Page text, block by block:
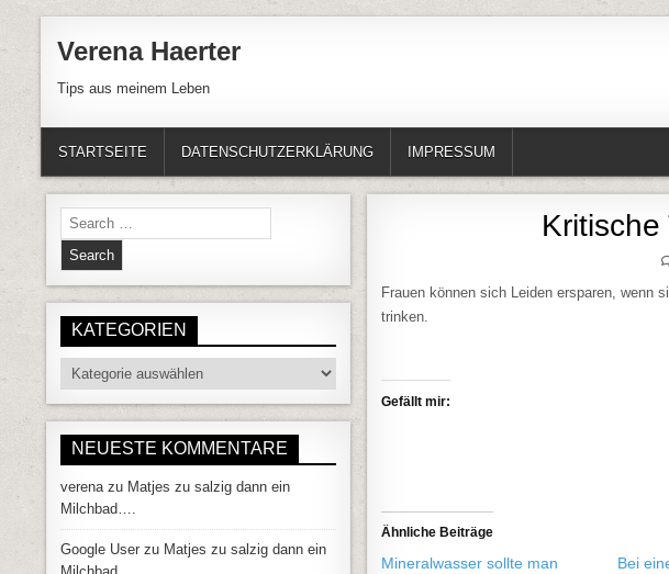
Verena Haerter
Tips aus meinem Leben
STARTSEITE DATENSCHUTZERKLÄRUNG IMPRESSUM
Frauen können sich Leiden ersparen, wenn
trinken.
Gefällt mir:
Ähnliche Beiträge
Mineralwasser sollte man
Bei
Search for:
KATEGORIEN
Kategorien
NEUESTE KOMMENTARE
verenazu Matjes zu salzig dann ein
Milchbad….
Google User zu Matjes zu salzig dann ein